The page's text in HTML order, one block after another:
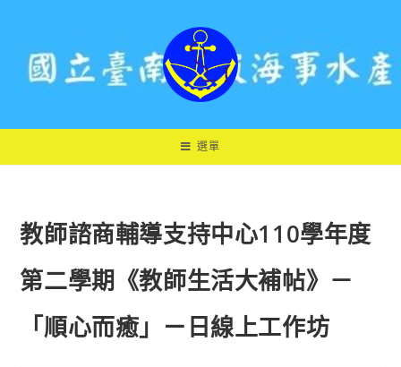
選單
教師諮商輔導支持中心110學年度
第二學期《教師生活大補帖》－
「順心而癒」ㄧ日線上工作坊